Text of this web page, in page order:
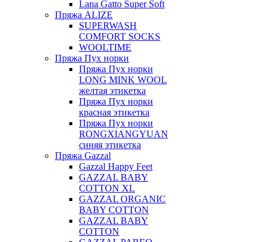
Lana Gatto Super Soft
Пряжа ALIZE
SUPERWASH
COMFORT SOCKS
WOOLTIME
Пряжа Пух норки
Пряжа Пух норки
LONG MINK WOOL
желтая этикетка
Пряжа Пух норки
красная этикетка
Пряжа Пух норки
RONGXIANGYUAN
синяя этикетка
Пряжа Gazzal
Gazzal Happy Feet
GAZZAL BABY
COTTON XL
GAZZAL ORGANIC
BABY COTTON
GAZZAL BABY
COTTON